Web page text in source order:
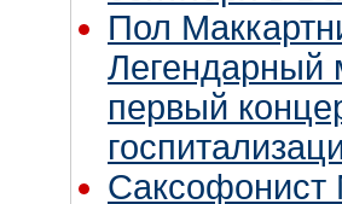
Пол
Легендарный
первый
Саксофонист